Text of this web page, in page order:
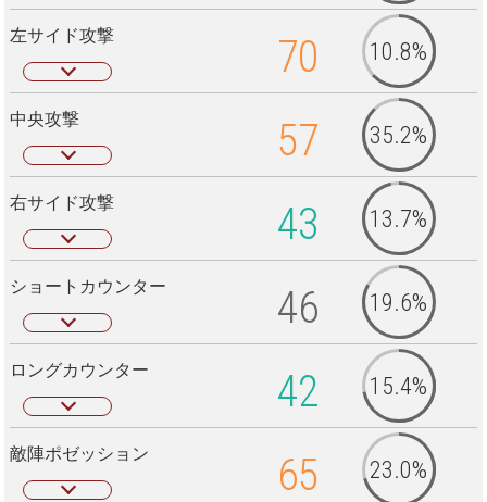
左サイド攻撃 70 10.8%
中央攻撃 57 35.2%
右サイド攻撃 43 13.7%
ショートカウンター 46 19.6%
ロングカウンター 42 15.4%
敵陣ポゼッション 65 23.0%